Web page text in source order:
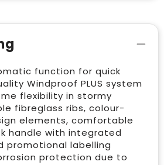
function for quick
Windproof PLUS system
flexibility in stormy
fibreglass ribs, colour-
elements, comfortable
handle with integrated
promotional labelling
protection due to